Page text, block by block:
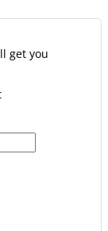
get you